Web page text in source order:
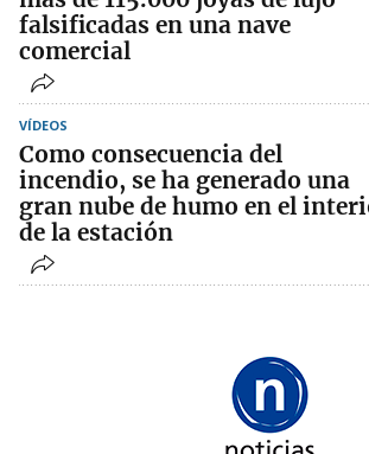
falsificadas en una nave
comercial
VÍDEOS
Como consecuencia del
incendio, se ha generado una
gran nube de humo en el
de la estación